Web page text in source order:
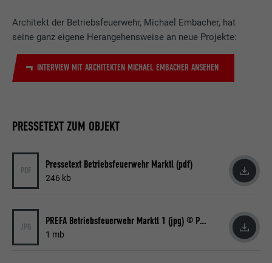
Architekt der Betriebsfeuerwehr, Michael Embacher, hat
seine ganz eigene Herangehensweise an neue Projekte:
INTERVIEW MIT ARCHITEKTEN MICHAEL EMBACHER ANSEHEN
PRESSETEXT ZUM OBJEKT
PDF Pressetext Betriebsfeuerwehr Marktl (pdf)
246 kb
JPG PREFA Betriebsfeuerwehr Marktl 1 (jpg) © PREFA | Croce & Wir
1 mb